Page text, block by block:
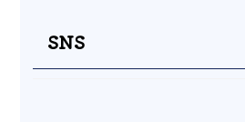
SNS